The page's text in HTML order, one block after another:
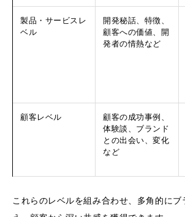
製品・サービスレ
ベル
開発秘話、特徴、
顧客への価値、開
発者の情熱など
顧客レベル
顧客の成功事例、
体験談、ブランド
との出会い、変化
など
これらのレベルを組み合わせ、多角的に